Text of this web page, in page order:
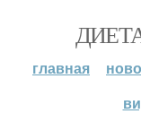
главная